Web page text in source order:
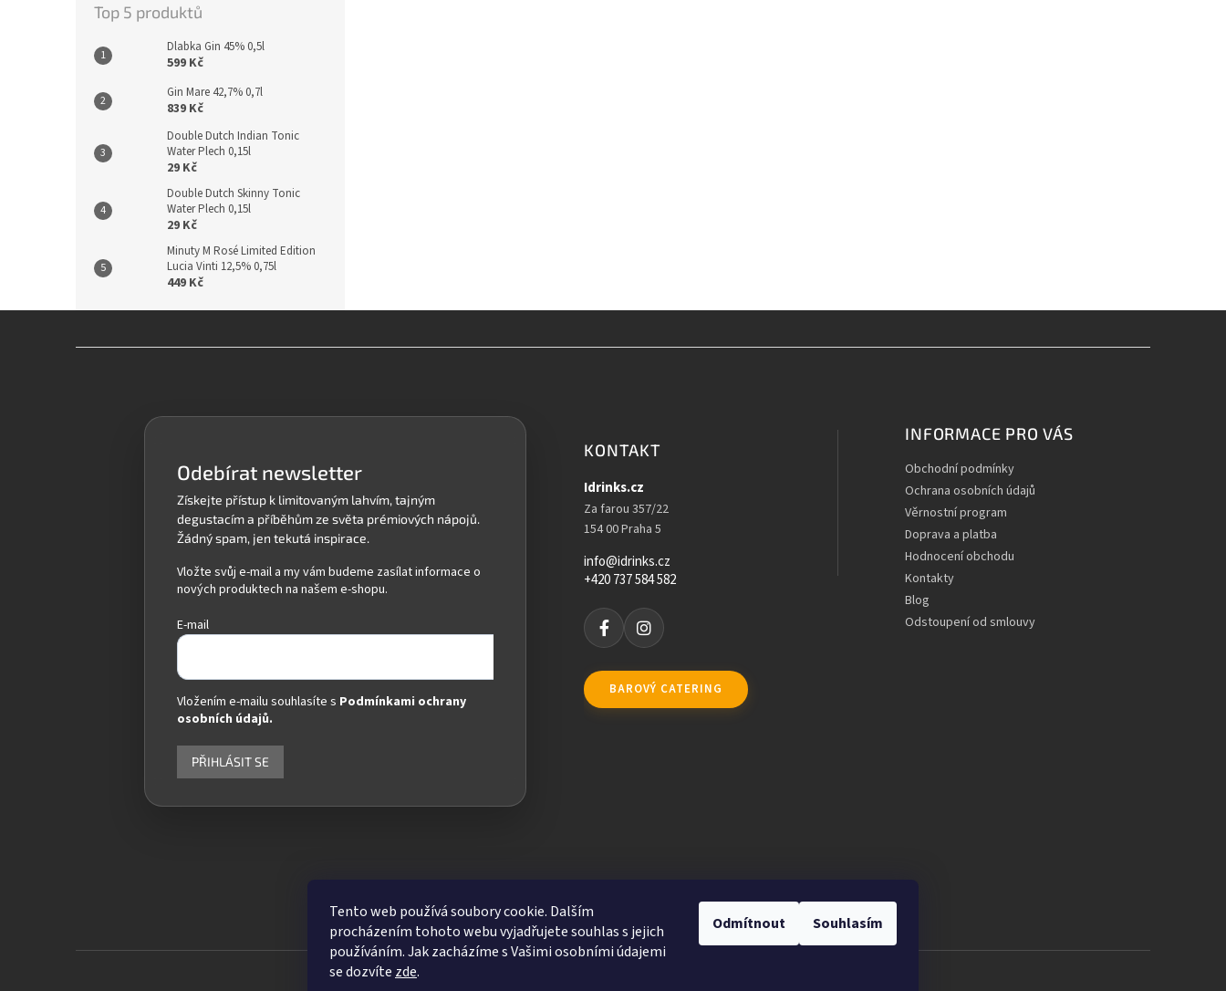
Tento web používá soubory cookie. Dalším
procházením tohoto webu vyjadřujete souhlas s jejich
používáním. Jak zacházíme s Vašimi osobními údajemi
se dozvíte zde.
Odmítnout Souhlasím
Top 5 produktů
Dlabka Gin 45% 0,5l
599 Kč
Gin Mare 42,7% 0,7l
839 Kč
Double Dutch Indian Tonic
Water Plech 0,15l
29 Kč
Double Dutch Skinny Tonic
Water Plech 0,15l
29 Kč
Minuty M Rosé Limited Edition
Lucia Vinti 12,5% 0,75l
449 Kč
Odebírat newsletter
Vložte svůj e-mail a my vám budeme zasílat informace o
nových produktech na našem e-shopu.
E-mail
Vložením e-mailu souhlasíte s Podmínkami ochrany
osobních údajů.
PŘIHLÁSIT SE
KONTAKT
Idrinks.cz
Za farou 357/22
154 00 Praha 5
info@idrinks.cz
+420 737 584 582
BAROVÝ CATERING
INFORMACE PRO VÁS
Obchodní podmínky
Ochrana osobních údajů
Věrnostní program
Doprava a platba
Hodnocení obchodu
Kontakty
Blog
Odstoupení od smlouvy